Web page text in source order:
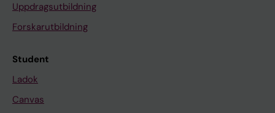
Uppdragsutbildning
Forskarutbildning
Student
Ladok
Canvas